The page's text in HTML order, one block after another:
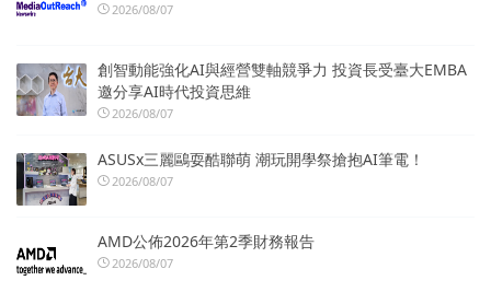
2026/08/07
創智動能強化AI與經營雙軸競爭力 投資長受臺大EMBA
邀分享AI時代投資思維
2026/08/07
ASUSx三麗鷗耍酷聯萌 潮玩開學祭搶抱AI筆電！
2026/08/07
AMD公佈2026年第2季財務報告
2026/08/07